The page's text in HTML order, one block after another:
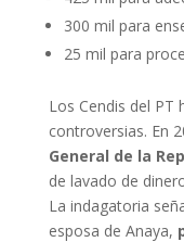
300 mil para
25 mil para
Los Cendis del PT
controversias. En
General de la
de lavado de
La indagatoria
esposa de Anaya,